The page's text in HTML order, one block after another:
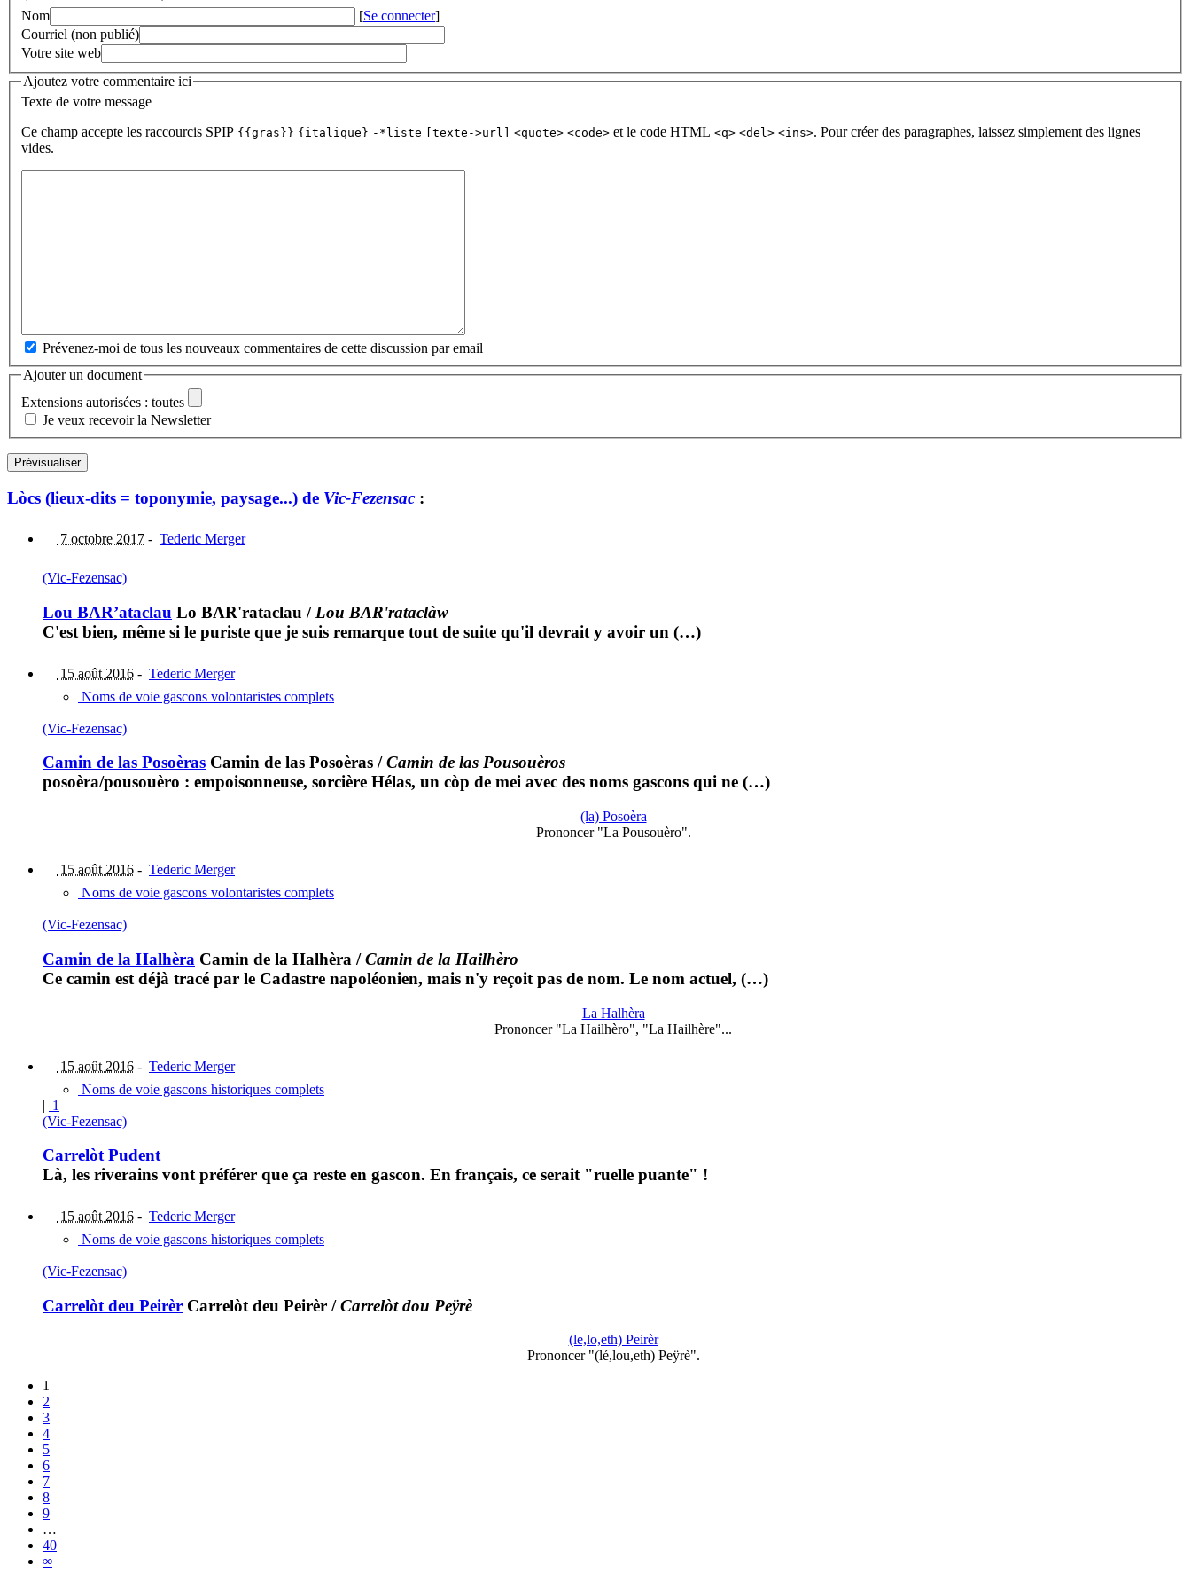
Nom
[Se connecter]
Courriel (non publié)
Votre site web
Ajoutez votre commentaire ici
Texte de votre message
Ce champ accepte les raccourcis SPIP {{gras}} {italique} -*liste [texte->url] <quote> <code> et le code HTML <q> <del> <ins>. Pour créer des paragraphes, laissez simplement des lignes
vides.
Prévenez-moi de tous les nouveaux commentaires de cette discussion par email
Ajouter un document
Extensions autorisées : toutes
Je veux recevoir la Newsletter
Lòcs (lieux-dits = toponymie, paysage...) de Vic-Fezensac :
7 octobre 2017 - Tederic Merger
(Vic-Fezensac)
Lou BAR’ataclau Lo BAR'rataclau / Lou BAR'rataclàw
C'est bien, même si le puriste que je suis remarque tout de suite qu'il devrait y avoir un (…)
15 août 2016 - Tederic Merger
Noms de voie gascons volontaristes complets
(Vic-Fezensac)
Camin de las Posoèras Camin de las Posoèras /Camin de las Pousouèros
posoèra/pousouèro : empoisonneuse, sorcière Hélas, un còp de mei avec des noms gascons qui ne (…)
(la) Posoèra
Prononcer "La Pousouèro".
15 août 2016 - Tederic Merger
Noms de voie gascons volontaristes complets
(Vic-Fezensac)
Camin de la Halhèra Camin de la Halhèra /Camin de la Hailhèro
Ce camin est déjà tracé par le Cadastre napoléonien, mais n'y reçoit pas de nom. Le nom actuel, (…)
La Halhèra
Prononcer "La Hailhèro", "La Hailhère"...
15 août 2016 - Tederic Merger
Noms de voie gascons historiques complets
| 1
(Vic-Fezensac)
Carrelòt Pudent
Là, les riverains vont préférer que ça reste en gascon. En français, ce serait "ruelle puante" !
15 août 2016 - Tederic Merger
Noms de voie gascons historiques complets
(Vic-Fezensac)
Carrelòt deu Peirèr Carrelòt deu Peirèr /Carrelòt dou Peÿrè
(le,lo,eth) Peirèr
Prononcer "(lé,lou,eth) Peÿrè".
1
2
3
4
5
6
7
8
9
…
40
∞